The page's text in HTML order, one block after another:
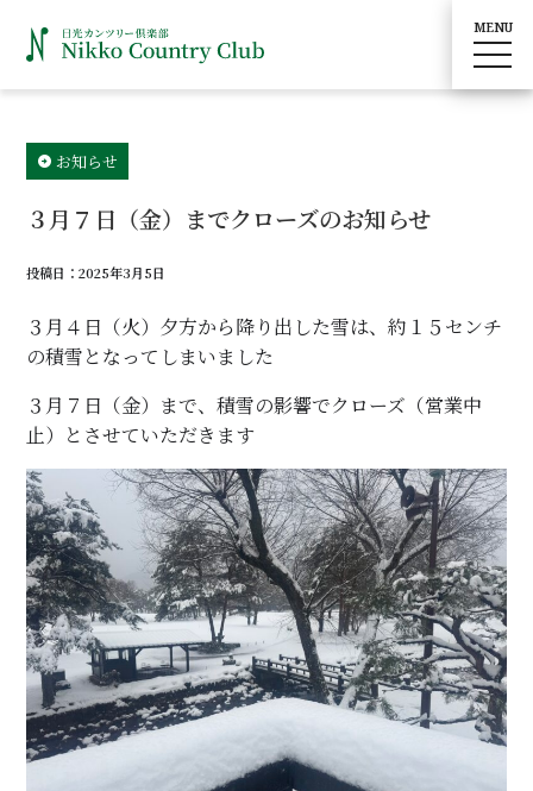
お知らせ
３月７日（金）までクローズのお知らせ
投稿日：2025年3月5日
３月４日（火）夕方から降り出した雪は、約１５センチ
の積雪となってしまいました
３月７日（金）まで、積雪の影響でクローズ（営業中
止）とさせていただきます
MENU
toggle